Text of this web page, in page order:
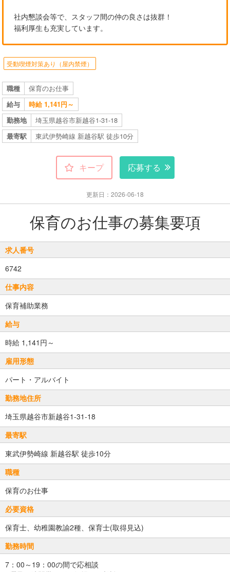
社内懇談会等で、スタッフ間の仲の良さは抜群！
福利厚生も充実しています。
受動喫煙対策あり（屋内禁煙）
職種
保育のお仕事
給与
時給 1,141円～
勤務地
埼玉県越谷市新越谷1-31-18
最寄駅
東武伊勢崎線 新越谷駅 徒歩10分
キープ 応募する
更新日：2026-06-18
保育のお仕事の募集要項
求人番号
6742
仕事内容
保育補助業務
給与
時給 1,141円～
雇用形態
パート・アルバイト
勤務地住所
埼玉県越谷市新越谷1-31-18
最寄駅
東武伊勢崎線 新越谷駅 徒歩10分
職種
保育のお仕事
必要資格
保育士、幼稚園教諭2種、保育士(取得見込)
勤務時間
7：00～19：00の間で応相談